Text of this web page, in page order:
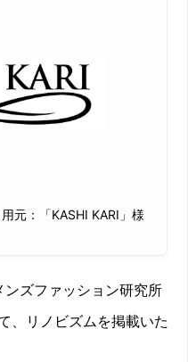
元：「KASHI KARI」様
ズファッション研究所
、リノビズムを掲載いた